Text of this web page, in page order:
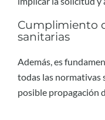
Cumplimiento
sanitarias
Además, es
todas las normativas
posible propagación